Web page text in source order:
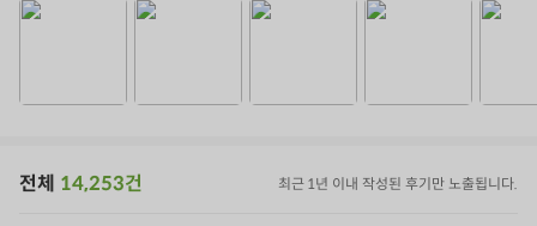
전체 14,253건 최근 1년 이내 작성된 후기만 노출됩니다.